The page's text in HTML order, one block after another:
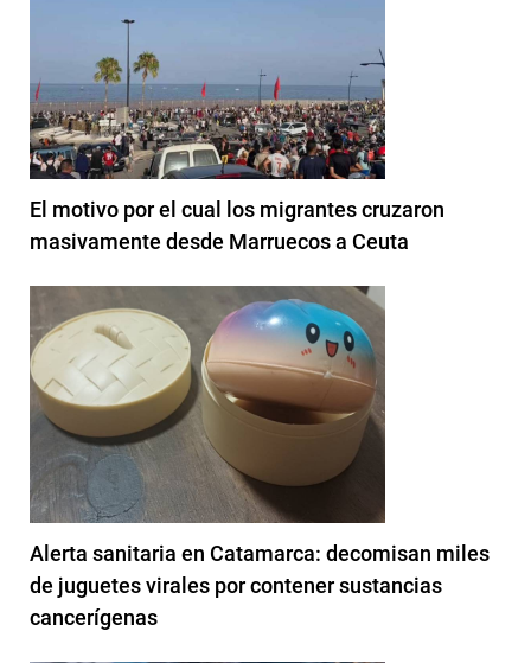
El motivo por el cual los migrantes cruzaron
masivamente desde Marruecos a Ceuta
Alerta sanitaria en Catamarca: decomisan miles
de juguetes virales por contener sustancias
cancerígenas